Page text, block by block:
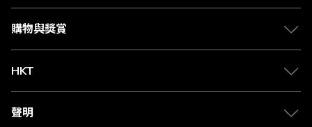
媒體中心
會籍及專屬禮遇
賺取積分
購物與獎賞
物流與配送
Club Shopping 商品領取站
常見問題
HKT
csl.
1010
聲明